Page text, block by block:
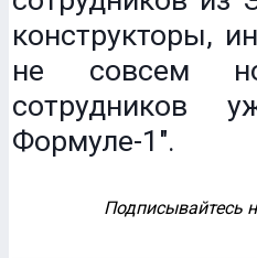
конструкторы,
не совсем
Формуле-1".
Подписывайтесь